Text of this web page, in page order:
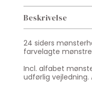
Beskrivelse
24 siders
farvelagte
Incl. alfabet
udførlig